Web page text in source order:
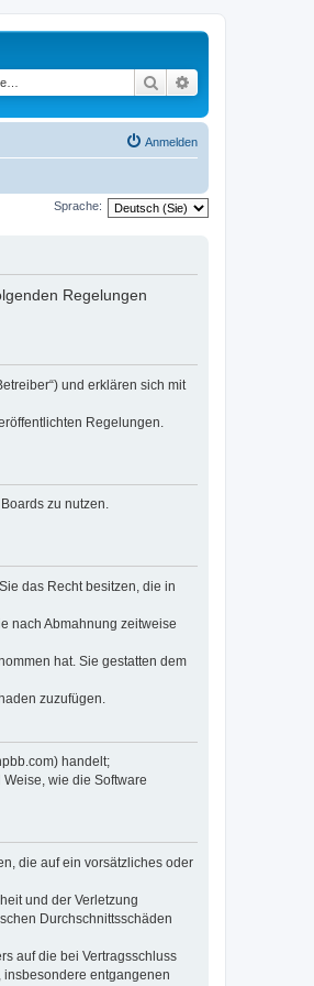
Suche
Anmelden
Sprache:
Regelungen
und erklären sich mit
Regelungen.
zu nutzen.
das Recht besitzen, die in
nach Abmahnung zeitweise
hat. Sie gestatten dem
zuzufügen.
handelt;
wie die Software
die auf ein vorsätzliches oder
und der Verletzung
Durchschnittsschäden
auf die bei Vertragsschluss
entgangenen